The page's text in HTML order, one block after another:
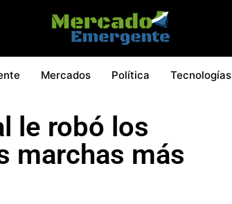
Mercados Política Tecnologías
le robó los
marchas más